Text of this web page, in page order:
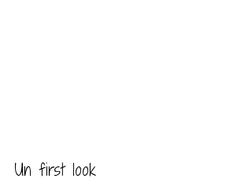
Un first look